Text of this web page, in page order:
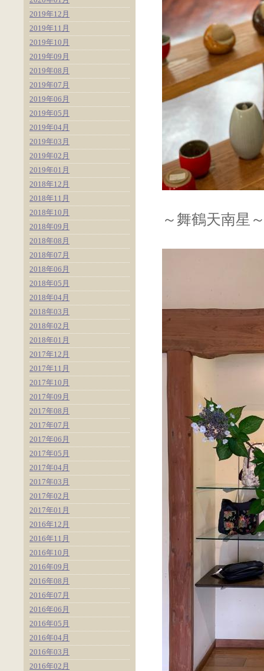
～舞鶴天南星
2019年12月
2019年11月
2019年10月
2019年09月
2019年08月
2019年07月
2019年06月
2019年05月
2019年04月
2019年03月
2019年02月
2019年01月
2018年12月
2018年11月
2018年10月
2018年09月
2018年08月
2018年07月
2018年06月
2018年05月
2018年04月
2018年03月
2018年02月
2018年01月
2017年12月
2017年11月
2017年10月
2017年09月
2017年08月
2017年07月
2017年06月
2017年05月
2017年04月
2017年03月
2017年02月
2017年01月
2016年12月
2016年11月
2016年10月
2016年09月
2016年08月
2016年07月
2016年06月
2016年05月
2016年04月
2016年03月
2016年02月